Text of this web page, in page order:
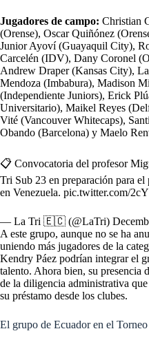
Jugadores de campo: Christian
(Orense), Oscar Quiñónez
Junior Ayoví (Guayaquil City),
Carcelén (IDV), Dany Coronel
Andrew Draper (Kansas City),
Mendoza (Imbabura), Madison
(Independiente Juniors), Erick
Universitario), Maikel Reyes
Vité (Vancouver Whitecaps),
Obando (Barcelona) y Maelo
📋 Convocatoria del profesor
Tri Sub 23 en preparación para
en Venezuela. pic.twitter.com/
— La Tri 🇪🇨 (@LaTri)
A este grupo, aunque no se ha
uniendo más jugadores de la
Kendry Páez podrían integrar el
talento. Ahora bien, su presencia
de la diligencia administrativa
su préstamo desde los clubes.
El grupo de Ecuador en el